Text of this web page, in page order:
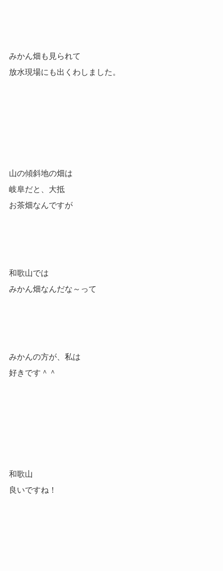
みかん畑も見られて
放水現場にも出くわしました。
山の傾斜地の畑は
岐阜だと、大抵
お茶畑なんですが
和歌山では
みかん畑なんだな～って
みかんの方が、私は
好きです＾＾
和歌山
良いですね！